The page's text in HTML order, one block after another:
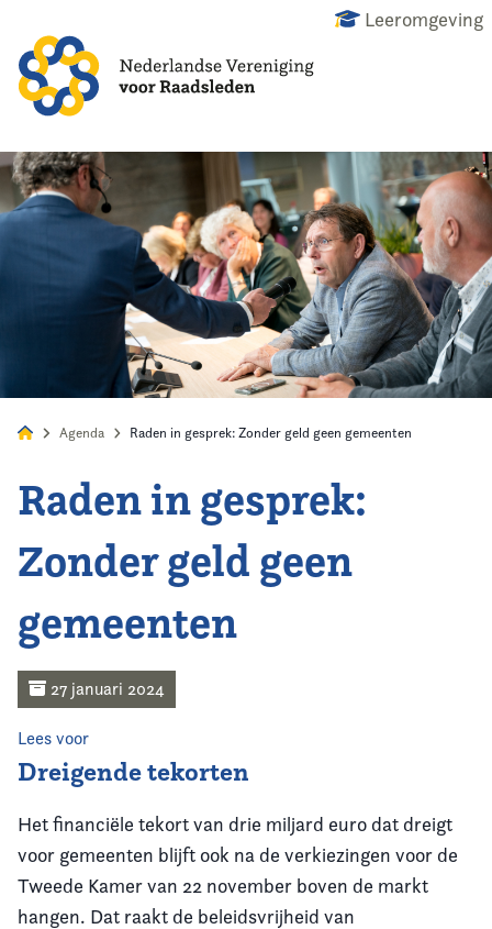
Leeromgeving
Alles Nieuws Agenda Raadslid
Home
Agenda
Nieuws
Opleiding & Ontwikkeling
Kennis & Informatie
Vereniging
Contact
Agenda Raden in gesprek: Zonder geld geen gemeenten
Raden in gesprek:
Zonder geld geen
gemeenten
27 januari 2024
Lees voor
Dreigende tekorten
Het financiële tekort van drie miljard euro dat dreigt
voor gemeenten blijft ook na de verkiezingen voor de
Tweede Kamer van 22 november boven de markt
hangen. Dat raakt de beleidsvrijheid van